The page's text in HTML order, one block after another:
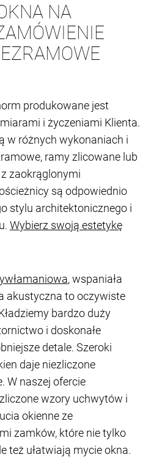
NA
produkowane jest
i życzeniami Klienta.
w różnych wykonaniach i
ramy zlicowane lub
zaokrąglonymi
są odpowiednio
stylu architektonicznego i
Wybierz swoją estetykę
, wspaniała
akustyczna to oczywiste
bardzo duży
i doskonałe
detale. Szeroki
daje niezliczone
W naszej ofercie
wzory uchwytów i
okienne ze
zamków, które nie tylko
też ułatwiają mycie okna.